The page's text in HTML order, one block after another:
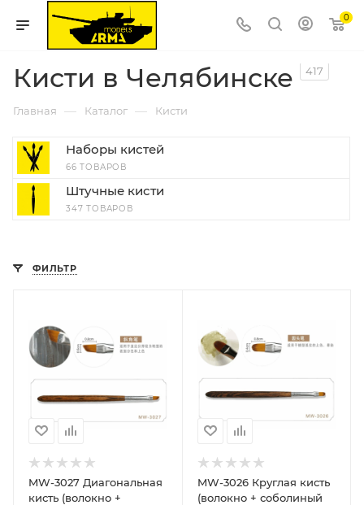
0
Кисти в Челябинске 417
Главная — Каталог — Кисти
Наборы кистей
66 ТОВАРОВ
Штучные кисти
347 ТОВАРОВ
ФИЛЬТР
MW-3027 Диагональная
кисть (волокно +
MW-3026 Круглая кисть
(волокно + соболиный